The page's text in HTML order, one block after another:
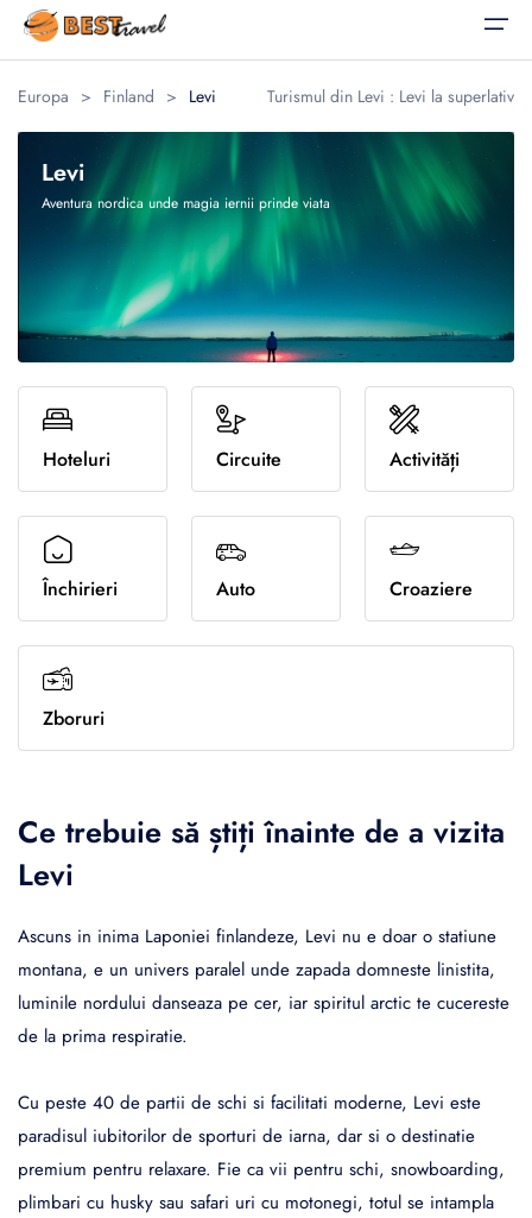
Acasă
Vacanțe
Vacanțe
Oferte Speciale
Destinații
Luna de miere
Familie
Evadări culinare
Relaxare la plaja
Sporturi de iarna
Corporate
Corporate
Călătorii pentru Afaceri
Evenimente Corporate
Blog
Despre noi
Contact
Europa > Finland > Levi Turismul din Levi : Levi la superlativ
Levi
Aventura nordica unde magia iernii prinde viata
Hoteluri Circuite Activități
Închirieri Auto Croaziere
Zboruri
Ce trebuie să știți înainte de a vizita
Levi
Ascuns in inima Laponiei finlandeze, Levi nu e doar o statiune
montana, e un univers paralel unde zapada domneste linistita,
luminile nordului danseaza pe cer, iar spiritul arctic te cucereste
de la prima respiratie.
Cu peste 40 de partii de schi si facilitati moderne, Levi este
paradisul iubitorilor de sporturi de iarna, dar si o destinatie
premium pentru relaxare. Fie ca vii pentru schi, snowboarding,
plimbari cu husky sau safari uri cu motonegi, totul se intampla
Alegeți limba
English
United States
United Kingdom
Română
România